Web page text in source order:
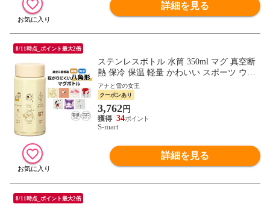
詳細を見る
8/11時点_ポイント最大2倍
ステンレスボトル 水筒 350ml マグ 真空断
熱 保冷 保温 軽量 かわいい スポーツ ウォ
ーキング キャラクター ディズニー サンリ
オ STO4
アナと雪の女王
クーポンあり
3,762円
34
S-mart
詳細を見る
8/11時点_ポイント最大2倍